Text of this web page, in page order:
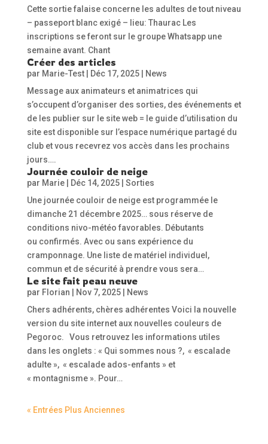
Cette sortie falaise concerne les adultes de tout niveau
– passeport blanc exigé – lieu: Thaurac Les
inscriptions se feront sur le groupe Whatsapp une
semaine avant. Chant
Créer des articles
par Marie-Test| Déc 17, 2025|
News
Message aux animateurs et animatrices qui
s’occupent d’organiser des sorties, des événements et
de les publier sur le site web = le guide d’utilisation du
site est disponible sur l’espace numérique partagé du
club et vous recevrez vos accès dans les prochains
jours….
Journée couloir de neige
par Marie| Déc 14, 2025| Sorties
Une journée couloir de neige est programmée le
dimanche 21 décembre 2025… sous réserve de
conditions nivo-météo favorables. Débutants
ou confirmés. Avec ou sans expérience du
cramponnage. Une liste de matériel individuel,
commun et de sécurité à prendre vous sera…
Le site fait peau neuve
par Florian Nov 7, 2025|
News
Chers adhérents, chères adhérentes Voici la nouvelle
version du site internet aux nouvelles couleurs de
Pegoroc. Vous retrouvez les informations utiles
dans les onglets : « Qui sommes nous ?, « escalade
adulte », « escalade ados-enfants » et
« montagnisme ». Pour…
« Entrées Plus Anciennes